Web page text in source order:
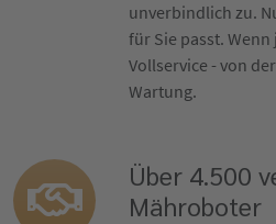
unverbindlich zu.
für Sie passt.
Vollservice - von
Wartung.
Über 4.500
Mähroboter